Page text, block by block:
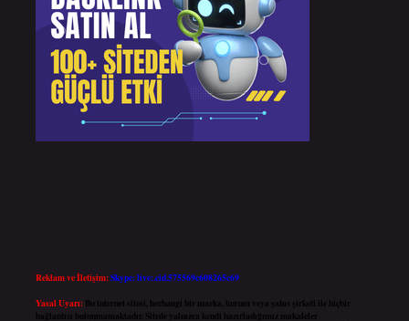
Reklam ve İletişim:Skype: live:.cid.575569c608265c69
Yasal Uyarı: Bu internet sitesi, herhangi bir marka, kurum veya şahıs şirketi ile hiçbir
bağlantısı bulunmamaktadır. Sitede yalnızca kendi hazırladığımız makaleler